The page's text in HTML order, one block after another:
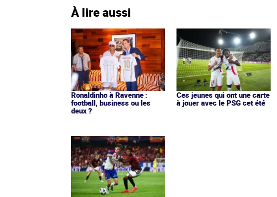
À lire aussi
Ronaldinho à Ravenne :
football, business ou les
deux ?
Ces jeunes qui ont une carte
à jouer avec le PSG cet été